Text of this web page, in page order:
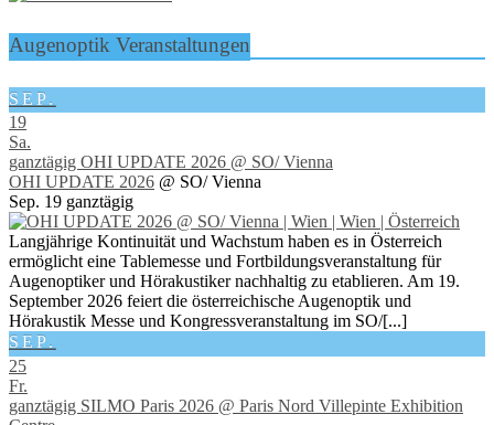
Augenoptik Veranstaltungen
SEP.
19
Sa.
ganztägig OHI UPDATE 2026 @ SO/ Vienna
OHI UPDATE 2026 @ SO/ Vienna
Sep. 19 ganztägig
Langjährige Kontinuität und Wachstum haben es in Österreich
ermöglicht eine Tablemesse und Fortbildungsveranstaltung für
Augenoptiker und Hörakustiker nachhaltig zu etablieren. Am 19.
September 2026 feiert die österreichische Augenoptik und
Hörakustik Messe und Kongressveranstaltung im SO/[...]
SEP.
25
Fr.
ganztägig SILMO Paris 2026 @ Paris Nord Villepinte Exhibition